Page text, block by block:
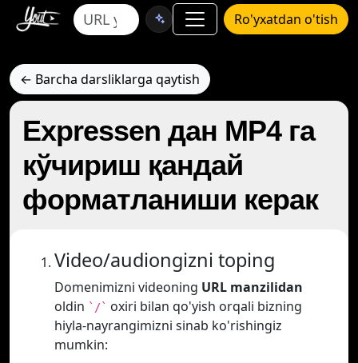
Ro'yxatdan o'tish
← Barcha darsliklarga qaytish
Expressen дан MP4 га
кўчириш қандай
форматланиши керак
Video/audiongizni toping
Domenimizni videoning URL manzilidan
oldin `/` oxiri bilan qo'yish orqali bizning
hiyla-nayrangimizni sinab ko'rishingiz
mumkin: